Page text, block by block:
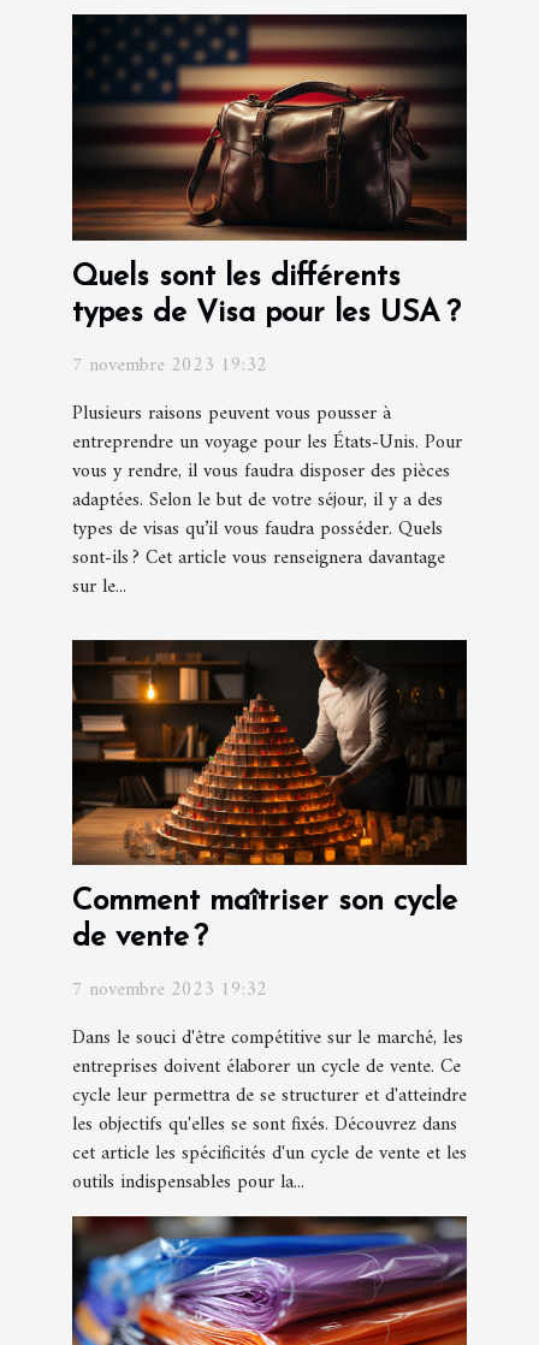
Quels sont les différents
types de Visa pour les USA ?
7 novembre 2023 19:32
Plusieurs raisons peuvent vous pousser à
entreprendre un voyage pour les États-Unis. Pour
vous y rendre, il vous faudra disposer des pièces
adaptées. Selon le but de votre séjour, il y a des
types de visas qu’il vous faudra posséder. Quels
sont-ils ? Cet article vous renseignera davantage
sur le...
Comment maîtriser son cycle
de vente ?
7 novembre 2023 19:32
Dans le souci d'être compétitive sur le marché, les
entreprises doivent élaborer un cycle de vente. Ce
cycle leur permettra de se structurer et d'atteindre
les objectifs qu'elles se sont fixés. Découvrez dans
cet article les spécificités d'un cycle de vente et les
outils indispensables pour la...